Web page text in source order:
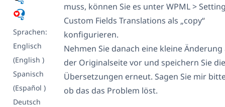
Sprachen:
Englisch
(English )
Spanisch
(Español )
Deutsch
muss, können Sie es unter WPML >
Custom Fields Translations als „copy“
konfigurieren.
Nehmen Sie danach eine kleine Änderung
der Originalseite vor und speichern Sie die
Übersetzungen erneut. Sagen Sie mir
ob das das Problem löst.